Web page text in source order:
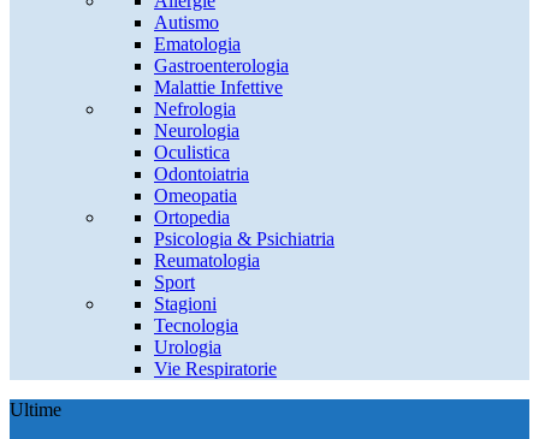
Autismo
Ematologia
Gastroenterologia
Malattie Infettive
Nefrologia
Neurologia
Oculistica
Odontoiatria
Omeopatia
Ortopedia
Psicologia & Psichiatria
Reumatologia
Sport
Stagioni
Tecnologia
Urologia
Vie Respiratorie
Ultime